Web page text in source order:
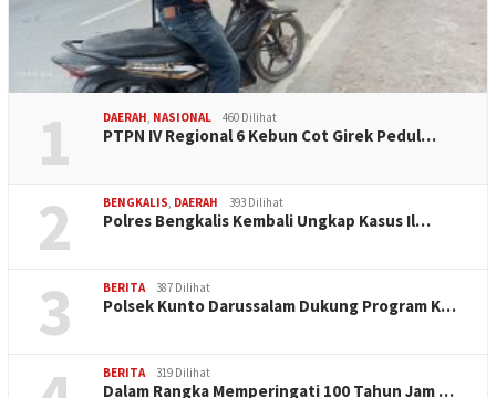
1 DAERAH NASIONAL 460 Dilihat
PTPN IV Regional 6 Kebun Cot Girek Pedul…
2 BENGKALIS DAERAH 393 Dilihat
Polres Bengkalis Kembali Ungkap Kasus Il…
3 BERITA 387 Dilihat
Polsek Kunto Darussalam Dukung Program K…
BERITA 319 Dilihat
Dalam Rangka Memperingati 100 Tahun Jam …